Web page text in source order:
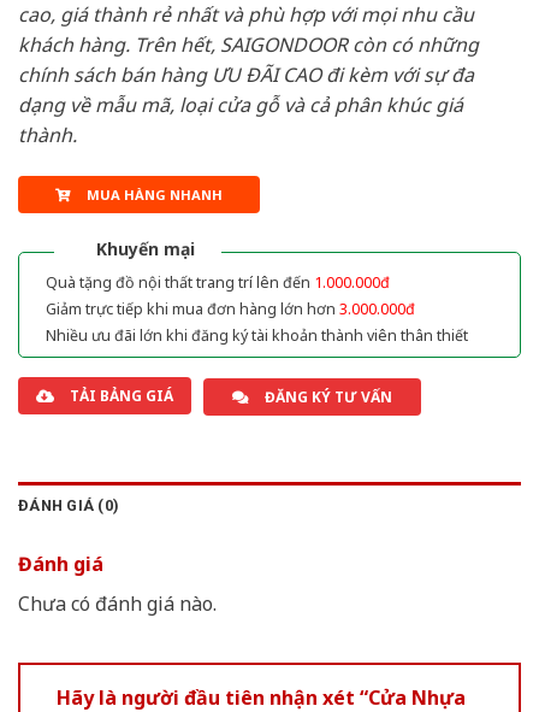
cao, giá thành rẻ nhất và phù hợp với mọi nhu cầu
khách hàng. Trên hết, SAIGONDOOR còn có những
chính sách bán hàng ƯU ĐÃI CAO đi kèm với sự đa
dạng về mẫu mã, loại cửa gỗ và cả phân khúc giá
thành.
MUA HÀNG NHANH
Khuyến mại
Quà tặng đồ nội thất trang trí lên đến 1.000.000đ
Giảm trực tiếp khi mua đơn hàng lớn hơn 3.000.000đ
Nhiều ưu đãi lớn khi đăng ký tài khoản thành viên thân thiết
TẢI BẢNG GIÁ ĐĂNG KÝ TƯ VẤN
ĐÁNH GIÁ (0)
Đánh giá
Chưa có đánh giá nào.
Hãy là người đầu tiên nhận xét “Cửa Nhựa